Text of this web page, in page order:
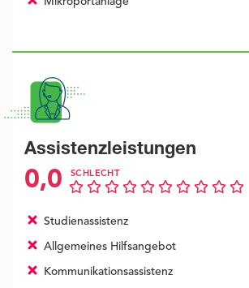
Assistenzleistungen
0,0 SCHLECHT
Studienassistenz
Allgemeines Hilfsangebot
Kommunikationsassistenz